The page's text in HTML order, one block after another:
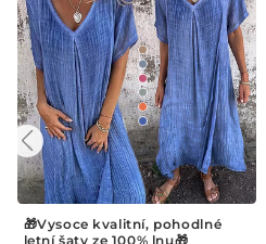
【🔥Kupte 1 a získejte 1
zdarma】👙🎀.Sexy